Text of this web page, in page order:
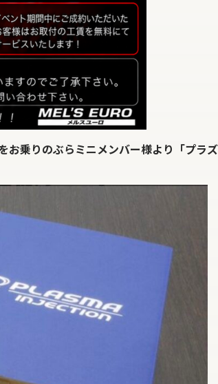
乗りのぶらミニメンバー様より「プラ